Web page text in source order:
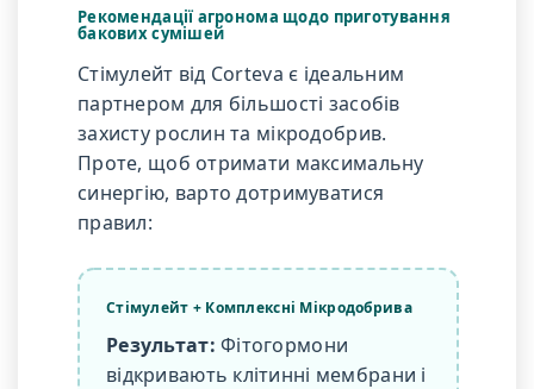
Рекомендації агронома щодо приготування
бакових сумішей
Стімулейт від Corteva є ідеальним
партнером для більшості засобів
захисту рослин та мікродобрив.
Проте, щоб отримати максимальну
синергію, варто дотримуватися
правил:
Стімулейт + Комплексні Мікродобрива
Результат: Фітогормони
відкривають клітинні мембрани і